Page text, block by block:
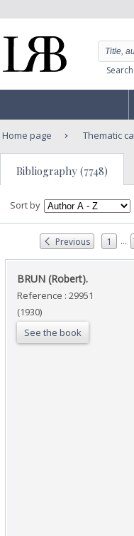
Home page Thematic
Bibliography (7748)
Sort by
Previous 1 ...
‎BRUN (Robert).‎
Reference : 29951
(1930)
See the book